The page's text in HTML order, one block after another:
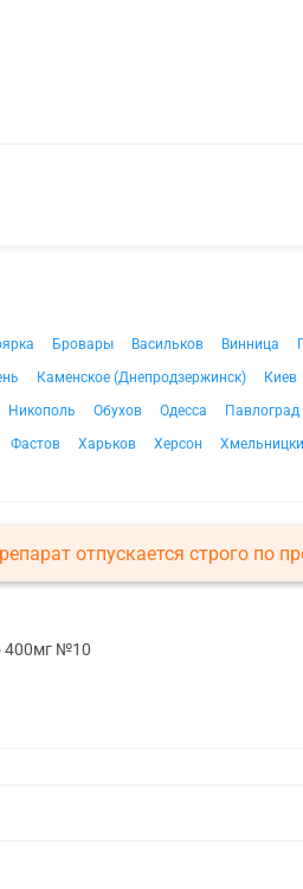
Бровары Васильков Винница
Каменское (Днепродзержинск) Киев
Никополь Обухов Одесса Павлоград
Фастов Харьков Херсон
отпускается строго по
400мг №10